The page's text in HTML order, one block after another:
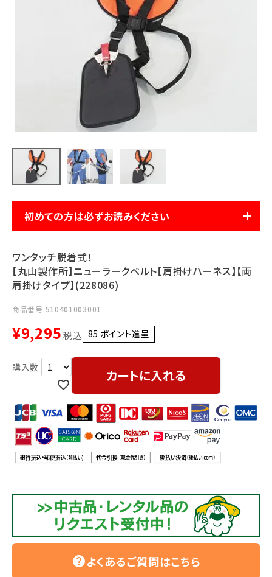
ブログ
利用ガイド FAQ
メールでのお問い合わせ
info@agriz.net
FAXでのご注文
0739-72-453224時間受付
初めての方は必ずお読みください
ワンタッチ脱着式！
【丸山製作所】ニューラークベルト【肩掛けハーネス】【両
肩掛けタイプ】(228086)
商品番号 510401003001
¥9,295 税込 85 ポイント進呈 ]
カートに入れる
helpよくあるご質問はこちら